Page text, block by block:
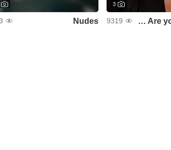
3
Hello? Are you there love?
9319
Nudes